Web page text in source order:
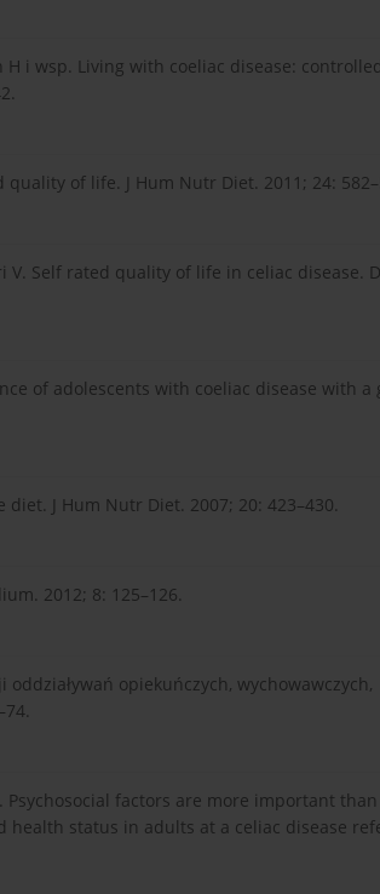
H i wsp. Living with coeliac disease:
of life. J Hum Nutr Diet. 2011; 24:
V. Self rated quality of life in celiac disease.
of adolescents with coeliac disease with a
J Hum Nutr Diet. 2007; 20: 423–430.
2012; 8: 125–126.
opiekuńczych, wychowawczych,
Psychosocial factors are more important than
status in adults at a celiac disease